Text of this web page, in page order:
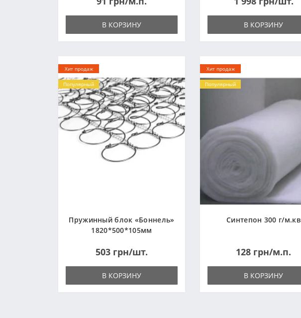
В КОРЗИНУ В КОРЗИНУ
Хит продаж
Популярный
Пружинный блок «Боннель»
1820*500*105мм
503 грн/шт.
В КОРЗИНУ
Хит продаж
Популярный
Синтепон 300 г/м.кв
128 грн/м.п.
В КОРЗИНУ